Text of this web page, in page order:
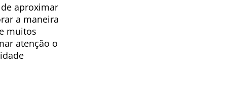
aproximar
a maneira
muitos
atenção o